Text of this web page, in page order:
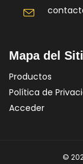
Mapa del
Productos
Política de
Acceder
©